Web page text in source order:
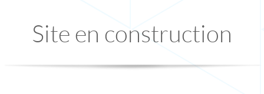
Site en construction